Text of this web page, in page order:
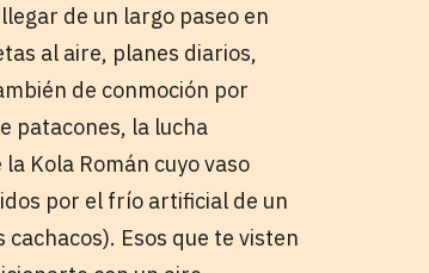
de un largo paseo en
al aire, planes diarios,
de conmoción por
patacones, la lucha
Kola Román cuyo vaso
por el frío artificial de un
Esos que te visten